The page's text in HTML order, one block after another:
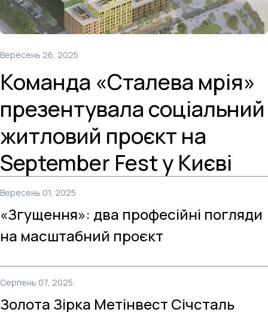
Вересень 26, 2025
Команда «Сталева мрія»
презентувала соціальний
житловий проєкт на
September Fest у Києві
Вересень 01, 2025
«Згущення»: два професійні погляди
на масштабний проєкт
Серпень 07, 2025
Золота Зірка Метінвест Січсталь